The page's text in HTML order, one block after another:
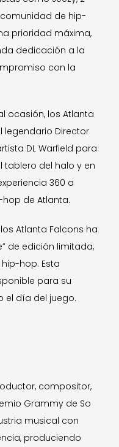
comunidad de hip-
prioridad máxima,
dedicación a la
con la
ocasión, los Atlanta
legendario Director
DL Warfield para
tablero del halo y en
360 a
de Atlanta.
Atlanta Falcons ha
de edición limitada,
hop. Esta
para su
el día del juego.
compositor,
Grammy de So
musical con
produciendo